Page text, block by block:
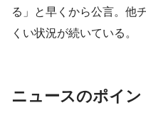
る」と早くから公言。他
くい状況が続いている。
ニュースのポイン